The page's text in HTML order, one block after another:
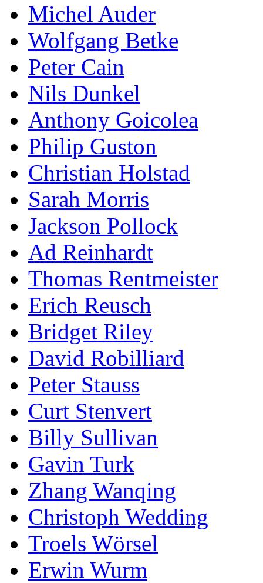
Michel Auder
Wolfgang Betke
Peter Cain
Nils Dunkel
Anthony Goicolea
Philip Guston
Christian Holstad
Sarah Morris
Jackson Pollock
Ad Reinhardt
Thomas Rentmeister
Erich Reusch
Bridget Riley
David Robilliard
Peter Stauss
Curt Stenvert
Billy Sullivan
Gavin Turk
Zhang Wanqing
Christoph Wedding
Troels Wörsel
Erwin Wurm